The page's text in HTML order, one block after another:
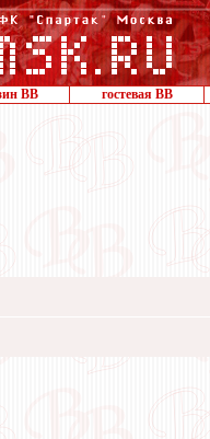
ВВ гостевая ВВ